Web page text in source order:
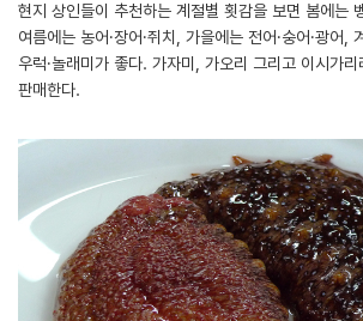
현지 상인들이 추천하는 계절별 횟감을 보면 봄에는 벵
여름에는 농어·장어·쥐치, 가을에는 전어·숭어·광어,
우럭·놀래미가 좋다. 가자미, 가오리 그리고 이시가
판매한다.